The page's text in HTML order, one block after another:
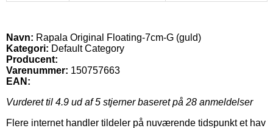
Navn: Rapala Original Floating-7cm-G (guld)
Kategori: Default Category
Producent:
Varenummer: 150757663
EAN:
Vurderet til 4.9 ud af 5 stjerner baseret på 28 anmeldelser
Flere internet handler tildeler på nuværende tidspunkt et hav